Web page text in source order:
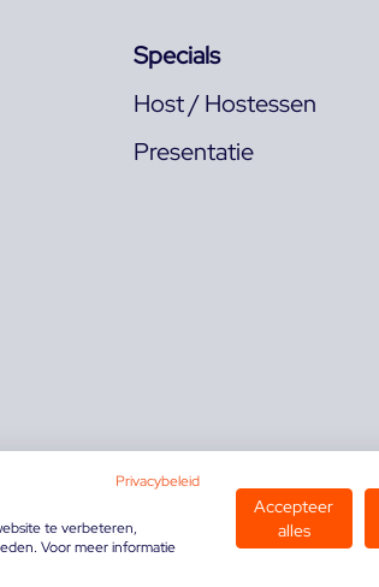
Specials
Host / Hostessen
Presentatie
Privacybeleid
te verbeteren,
Voor meer informatie
Accepteer
alles